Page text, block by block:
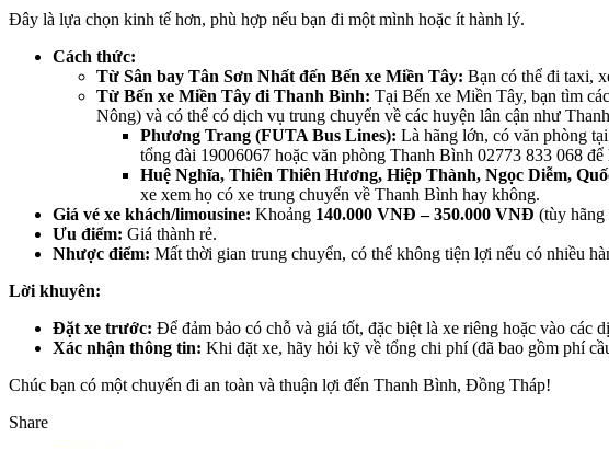
Đây là lựa chọn kinh tế hơn, phù hợp nếu bạn đi một mình hoặc ít hành lý.
Cách thức:
Từ Sân bay Tân Sơn Nhất đến Bến xe Miền Tây: Bạn có thể đi taxi,
Từ Bến xe Miền Tây đi Thanh Bình: Tại Bến xe Miền Tây, bạn tìm
Nông) và có thể có dịch vụ trung chuyển về các huyện lân cận như
Phương Trang (FUTA Bus Lines): Là hãng lớn, có văn phòng
tổng đài 19006067 hoặc văn phòng Thanh Bình 02773 833 068
Huệ Nghĩa, Thiên Thiên Hương, Hiệp Thành, Ngọc Diễm,
xe xem họ có xe trung chuyển về Thanh Bình hay không.
Giá vé xe khách/limousine: Khoảng 140.000 VNĐ – 350.000 VNĐ (tùy hãng
Ưu điểm: Giá thành rẻ.
Nhược điểm: Mất thời gian trung chuyển, có thể không tiện lợi nếu có nhiều
Lời khuyên:
Đặt xe trước: Để đảm bảo có chỗ và giá tốt, đặc biệt là xe riêng hoặc vào các
Xác nhận thông tin: Khi đặt xe, hãy hỏi kỹ về tổng chi phí (đã bao gồm phí
Chúc bạn có một chuyến đi an toàn và thuận lợi đến Thanh Bình, Đồng Tháp!
Share